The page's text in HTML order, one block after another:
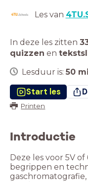
Les van
In deze les zitten
quizzen en
Lesduur is: 50
Start les
Printen
Introductie
Deze les voor 5V
begrippen en